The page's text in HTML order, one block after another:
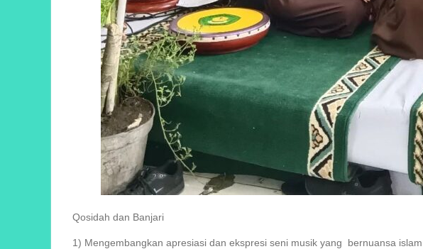
Qosidah dan Banjari
1) Mengembangkan apresiasi dan ekspresi seni musik yang bernuansa islam.